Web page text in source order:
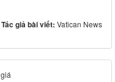
Tác giả bài viết: Vatican News